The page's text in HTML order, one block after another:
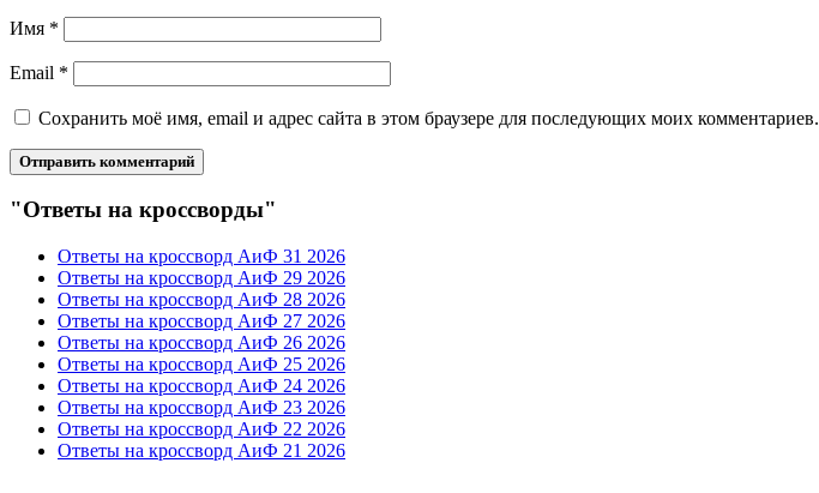
Имя *
Email *
Сохранить моё имя, email и адрес сайта в этом браузере для последующих моих комментариев.
"Ответы на кроссворды"
Ответы на кроссворд АиФ 31 2026
Ответы на кроссворд АиФ 29 2026
Ответы на кроссворд АиФ 28 2026
Ответы на кроссворд АиФ 27 2026
Ответы на кроссворд АиФ 26 2026
Ответы на кроссворд АиФ 25 2026
Ответы на кроссворд АиФ 24 2026
Ответы на кроссворд АиФ 23 2026
Ответы на кроссворд АиФ 22 2026
Ответы на кроссворд АиФ 21 2026